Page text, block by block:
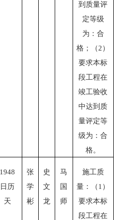
到质量评
定等级
为：合
格；（2）
要求本标
段工程在
竣工验收
中达到质
量评定等
级为：合
格。
1948
日历
天
张
学
彬
史
文
龙
马
国
师
施工质
量：（1）
要求本标
段工程在